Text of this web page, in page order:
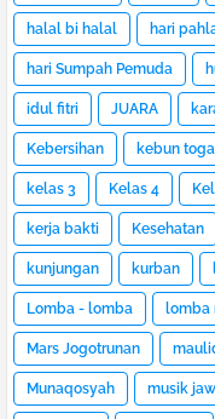
halal bi halal hari
hari Sumpah Pemuda
idul fitri JUARA
Kebersihan kebun toga
kelas 3 Kelas 4
kerja bakti Kesehatan
kunjungan kurban
Lomba - lomba lomba
Mars Jogotrunan
Munaqosyah musik